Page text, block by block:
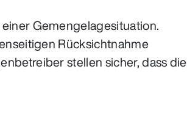
Gemengelagesituation.
Rücksichtnahme
stellen sicher, dass die